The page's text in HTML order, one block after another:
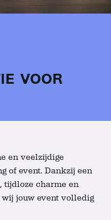
VOOR
en veelzijdige
of event. Dankzij een
charme en
wij jouw event volledig